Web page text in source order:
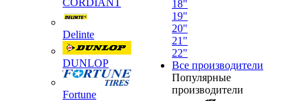
Delinte
DUNLOP
Fortune
18"
19"
20"
21"
22"
Все производители
Популярные
производители